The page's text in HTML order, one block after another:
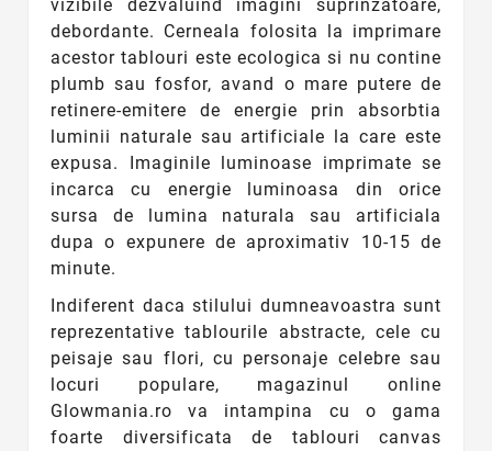
vizibile dezvaluind imagini suprinzatoare,
debordante. Cerneala folosita la imprimare
acestor tablouri este ecologica si nu contine
plumb sau fosfor, avand o mare putere de
retinere-emitere de energie prin absorbtia
luminii naturale sau artificiale la care este
expusa. Imaginile luminoase imprimate se
incarca cu energie luminoasa din orice
sursa de lumina naturala sau artificiala
dupa o expunere de aproximativ 10-15 de
minute.
Indiferent daca stilului dumneavoastra sunt
reprezentative tablourile abstracte, cele cu
peisaje sau flori, cu personaje celebre sau
locuri populare, magazinul online
Glowmania.ro va intampina cu o gama
foarte diversificata de tablouri canvas